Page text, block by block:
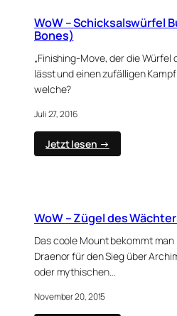
Erweiterung
(DLC)
WoW – Schicksalswürfel
Bones)
„Finishing-Move, der die Würfel
lässt und einen zufälligen
welche?
Juli 27, 2016
Jetzt lesen →
WoW
(Roll
of
the
Bones)
WoW – Zügel des
Das coole Mount bekommt man
Draenor für den Sieg über
oder mythischen…
November 20, 2015